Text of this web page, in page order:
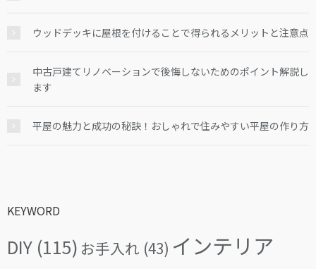
ウッドデッキに屋根を付けることで得られるメリットと注意点
中古戸建てリノベーションで後悔しないためのポイント解説し
ます
平屋の魅力と成功の秘訣！おしゃれで住みやすい平屋の作り方
KEYWORD
DIY (115) お手入れ (43) インテリア